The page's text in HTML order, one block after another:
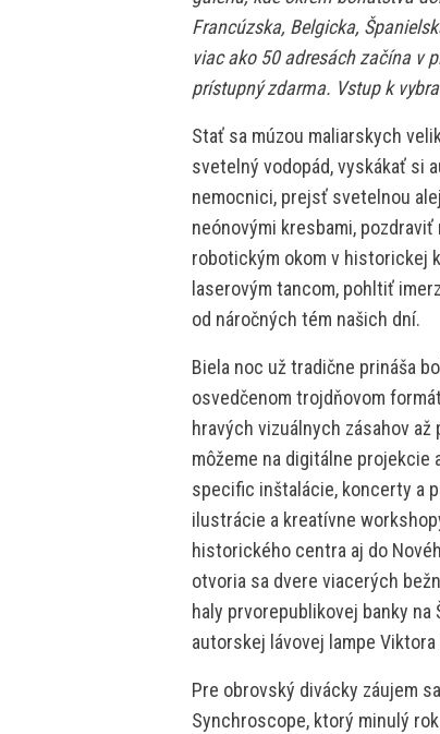
Francúzska, Belgicka,
viac ako 50 adresách začína v
prístupný zdarma. Vstup k
Stať sa múzou maliarskych
svetelný vodopád, vyskákať si
nemocnici, prejsť svetelnou
neónovými kresbami,
robotickým okom v historickej
laserovým tancom, pohltiť
od náročných tém našich dní.
Biela noc už tradične prináša
osvedčenom trojdňovom
hravých vizuálnych zásahov
môžeme na digitálne projekcie
specific inštalácie, koncerty a
ilustrácie a kreatívne
historického centra aj do
otvoria sa dvere viacerých
haly prvorepublikovej banky
autorskej lávovej lampe Viktora
Pre obrovský divácky záujem
Synchroscope, ktorý minulý